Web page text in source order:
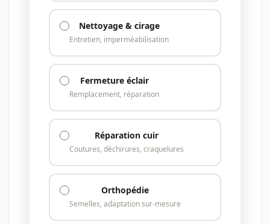
Nettoyage & cirage
Entretien, imperméabilisation
Fermeture éclair
Remplacement, réparation
Réparation cuir
Coutures, déchirures, craquelures
Orthopédie
Semelles, adaptation sur-mesure